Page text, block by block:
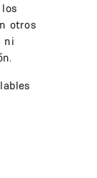
otros
ni